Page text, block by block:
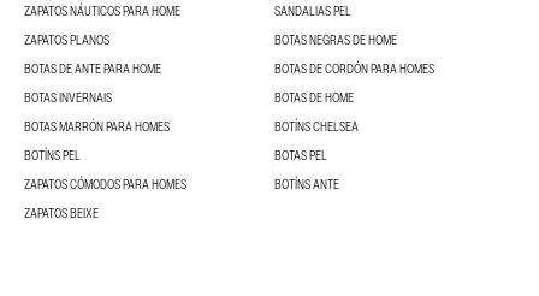
ZAPATOS NÁUTICOS PARA HOME
SANDALIAS PEL
ZAPATOS PLANOS
BOTAS NEGRAS DE HOME
BOTAS DE ANTE PARA HOME
BOTAS DE CORDÓN PARA HOMES
BOTAS INVERNAIS
BOTAS DE HOME
BOTAS MARRÓN PARA HOMES
BOTÍNS CHELSEA
BOTÍNS PEL
BOTAS PEL
ZAPATOS CÓMODOS PARA HOMES
BOTÍNS ANTE
ZAPATOS BEIXE